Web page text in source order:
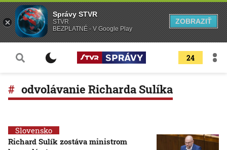
24
odvolávanie Richarda Sulíka
Slovensko
Richard Sulík zostáva ministrom
Správy STVR
STVR
BEZPLATNÉ - V Google Play
ZOBRAZIŤ